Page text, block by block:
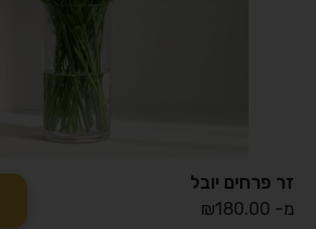
זר פרחים יובל
מ- ₪180.00